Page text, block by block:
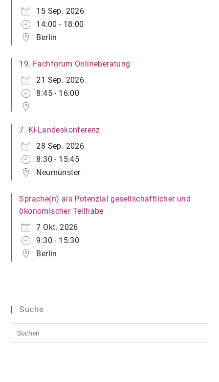
15 Sep. 2026
14:00 - 18:00
Berlin
19. Fachforum Onlineberatung
21 Sep. 2026
8:45 - 16:00
7. KI-Landeskonferenz
28 Sep. 2026
8:30 - 15:45
Neumünster
Sprache(n) als Potenzial gesellschaftlicher und
ökonomischer Teilhabe
7 Okt. 2026
9:30 - 15:30
Berlin
Suche